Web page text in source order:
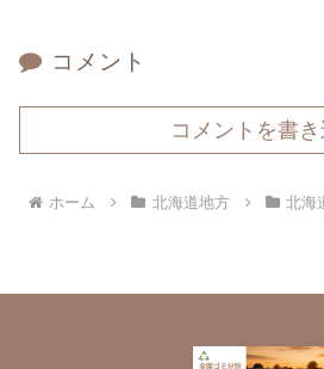
コメント
コメントを書
ホーム 北海道地方 北海